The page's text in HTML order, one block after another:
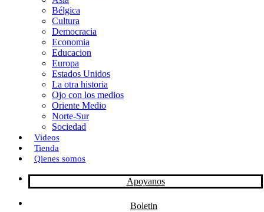
i
r
Bélgica
Cultura
Democracia
Economia
Educacion
Europa
Estados Unidos
La otra historia
Ojo con los medios
Oriente Medio
Norte-Sur
Sociedad
Videos
Tienda
Qienes somos
Apoyanos
Boletin